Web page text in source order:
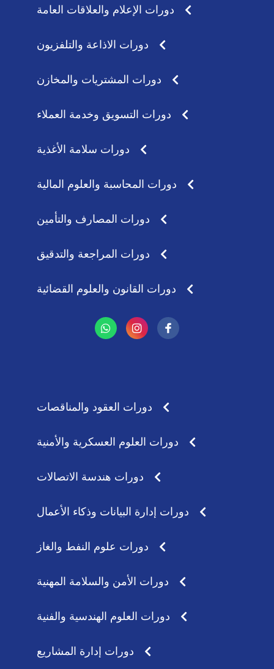
دورات الإعلام والعلاقات العامة
دورات الاذاعة والتلفزيون
دورات المشتريات والمخازن
دورات التسويق وخدمة العملاء
دورات سلامة الأغذية
دورات المحاسبة والعلوم المالية
دورات المصارف والتأمين
دورات المراجعة والتدقيق
دورات القانون والعلوم القضائية
I
n
s
a
m
W
h
a
دورات العقود والمناقصات
دورات العلوم العسكرية والأمنية
دورات هندسة الاتصالات
دورات إدارة البيانات وذكاء الأعمال
دورات علوم النفط والغاز
دورات الأمن والسلامة المهنية
دورات العلوم الهندسية والفنية
دورات إدارة المشاريع